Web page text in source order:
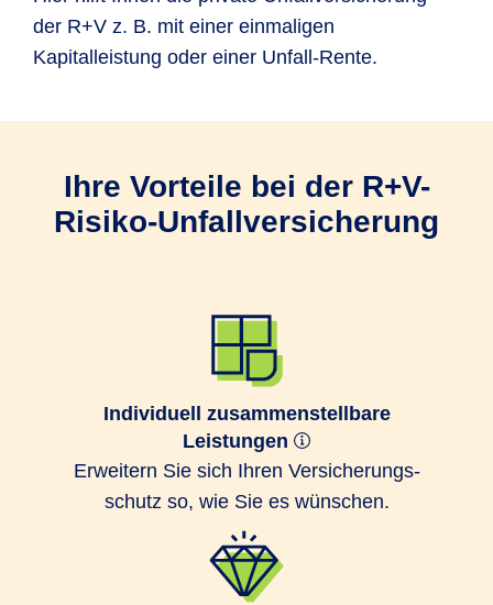
der R+V z. B. mit einer einmaligen
Kapitalleistung oder einer Unfall-Rente.
Ihre Vorteile bei der R+V-
Risiko-Unfallversicherung
Individuell zusammenstellbare
Leistungen
Erweitern Sie sich Ihren Ver­sicherungs­
schutz so, wie Sie es wünschen.